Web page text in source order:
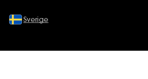
Sverige